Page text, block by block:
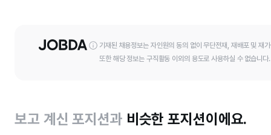
기재된 채용정보는 자인원의 동의 없이 무단전재, 재배포 및 재
또한 해당 정보는 구직활동 이외의 용도로 사용하실 수 없습니다.
보고 계신 포지션과 비슷한 포지션이에요.